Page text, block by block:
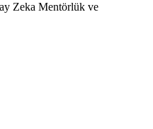
Zeka Mentörlük ve